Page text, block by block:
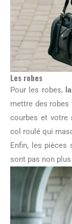
Les robes
Pour les robes,
mettre des
courbes et votre
col roulé qui
Enfin, les pièces
sont pas non